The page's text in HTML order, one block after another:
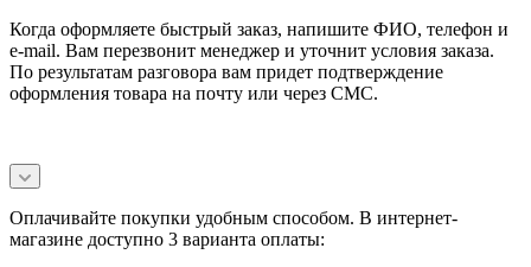
Когда оформляете быстрый заказ, напишите ФИО, телефон и
e-mail. Вам перезвонит менеджер и уточнит условия заказа.
По результатам разговора вам придет подтверждение
оформления товара на почту или через СМС.
Оплачивайте покупки удобным способом. В интернет-
магазине доступно 3 варианта оплаты: